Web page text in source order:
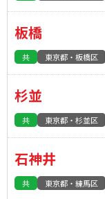
板橋
共 東京都・板橋区
杉並
共 東京都・杉並区
石神井
共 東京都・練馬区